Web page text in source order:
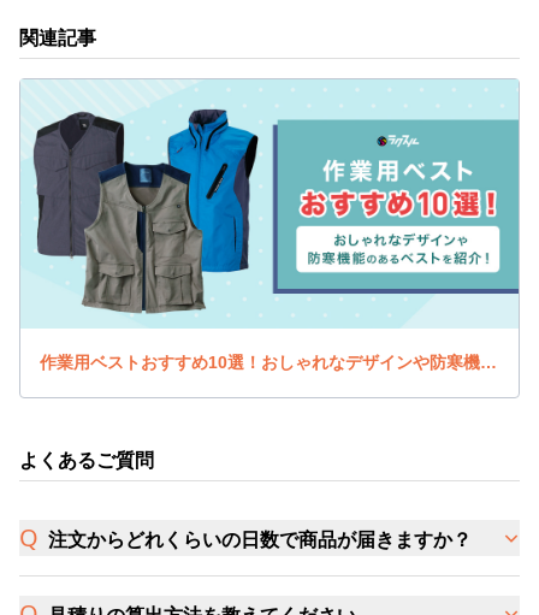
関連記事
作業用ベストおすすめ10選！おしゃれなデザインや防寒機能のあるベストを紹介！
よくあるご質問
注文からどれくらいの日数で商品が届きますか？